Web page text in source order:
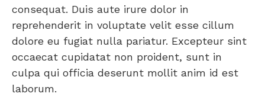
consequat. Duis aute irure dolor in
reprehenderit in voluptate velit esse cillum
dolore eu fugiat nulla pariatur. Excepteur sint
occaecat cupidatat non proident, sunt in
culpa qui officia deserunt mollit anim id est
laborum.